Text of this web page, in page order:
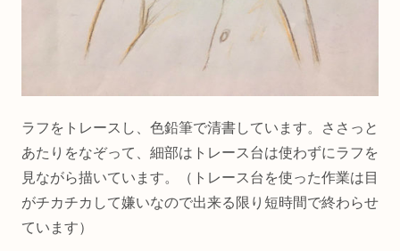
ラフをトレースし、色鉛筆で清書しています。ささっと
あたりをなぞって、細部はトレース台は使わずにラフを
見ながら描いています。（トレース台を使った作業は目
がチカチカして嫌いなので出来る限り短時間で終わらせ
ています）